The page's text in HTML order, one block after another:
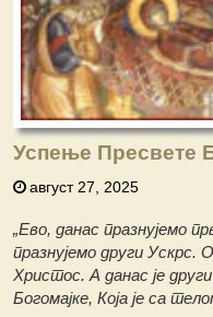
Успење Пресвете
август 27, 2025
„Ево, данас празнујемо
празнујемо други Ускрс.
Христос. А данас је
Богомајке, Која је са